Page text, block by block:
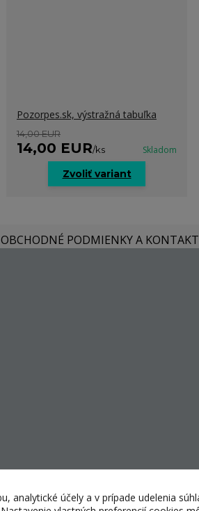
Pozorpes.sk, výstražná tabuľka
14,00 EUR
14,00 EUR/ks Skladom
Zvoliť variant
OBCHODNÉ PODMIENKY A KONTAKT
analytické účely a v prípade udelenia